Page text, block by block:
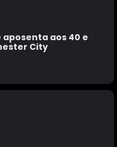
aposenta aos 40 e
City